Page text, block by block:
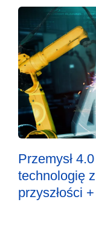
Przemysł
technologię
przyszłości